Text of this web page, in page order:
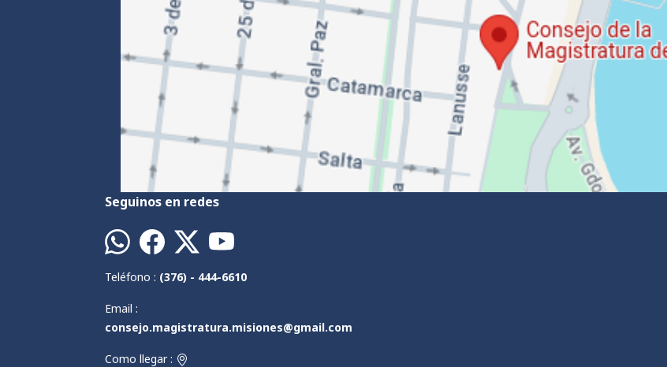
Seguinos en redes
Teléfono : (376) - 444-6610
Email :
consejo.magistratura.misiones@gmail.com
Como llegar :